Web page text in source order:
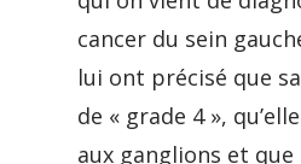
cancer du sein
lui ont précisé que
de « grade 4 »,
aux ganglions et